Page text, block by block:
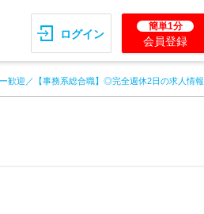
ログイン
簡単1分
会員登録
歓迎／【事務系総合職】◎完全週休2日の求人情報